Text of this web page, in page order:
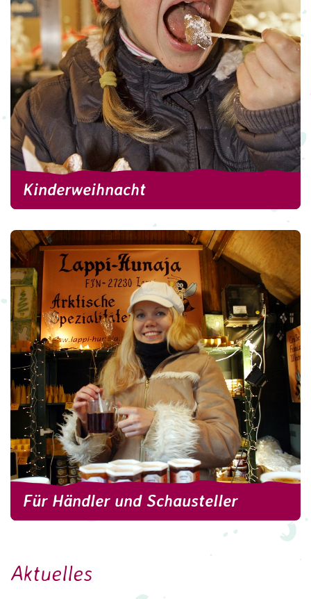
weitere Informationen
Kinderweihnacht
Kinderweihnacht
Die Tage werden gezählt, Tag für Tag wird ein
Türchen im Adventskalender geöffnet und die
Spannung steigt. Mit vielen kindgerechten
Angeboten wird gerade für die Jüngsten ein
Besuch auf dem Rostocker Weihnachtsmarkt
zum einmaligen Erlebnis.
weitere Informationen
Für Händler und Schausteller
Für Händler und Schausteller
Aktuelles